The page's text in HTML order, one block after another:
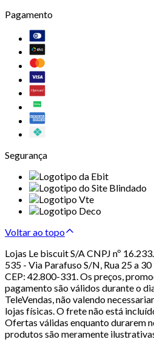
Pagamento
Segurança
Voltar ao topo
Lojas Le biscuit S/A CNPJ nº
535 - Via Parafuso S/N, Rua 25 a
CEP: 42.800-331. Os preços,
pagamento são válidos durante o
TeleVendas, não valendo
lojas físicas. O frete não está
Ofertas válidas enquanto durarem
produtos são meramente